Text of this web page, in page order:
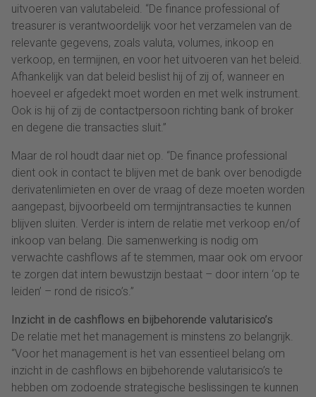
uitvoeren van valutabeleid. “De finance professional of
treasurer is verantwoordelijk voor het verzamelen van de
relevante gegevens, zoals valuta, volumes, inkoop en
verkoop, en termijnen, en voor het uitvoeren van het beleid.
Afhankelijk van dat beleid beslist hij of zij of, wanneer en
hoeveel er afgedekt moet worden en met welk instrument.
Ook is hij of zij de contactpersoon richting bank of broker
en degene die transacties sluit.”
Maar de rol houdt daar niet op. “De finance professional
dient ook in contact te blijven met de bank over benodigde
derivatenlimieten en over de vraag of deze moeten worden
aangepast, bijvoorbeeld om termijntransacties te kunnen
blijven sluiten. Verder is intern de relatie met verkoop en/of
inkoop van belang. Die samenwerking is nodig om
verwachte cashflows af te stemmen, maar ook om ervoor
te zorgen dat intern bewustzijn bestaat – door intern ‘op te
leiden’ – rond de risico’s.”
Inzicht in de cashflows en bijbehorende valutarisico’s
De relatie met het management is minstens zo belangrijk.
“Voor het management is het van essentieel belang om
inzicht in de cashflows en bijbehorende valutarisico’s te
hebben om zodoende strategische beslissingen te kunnen